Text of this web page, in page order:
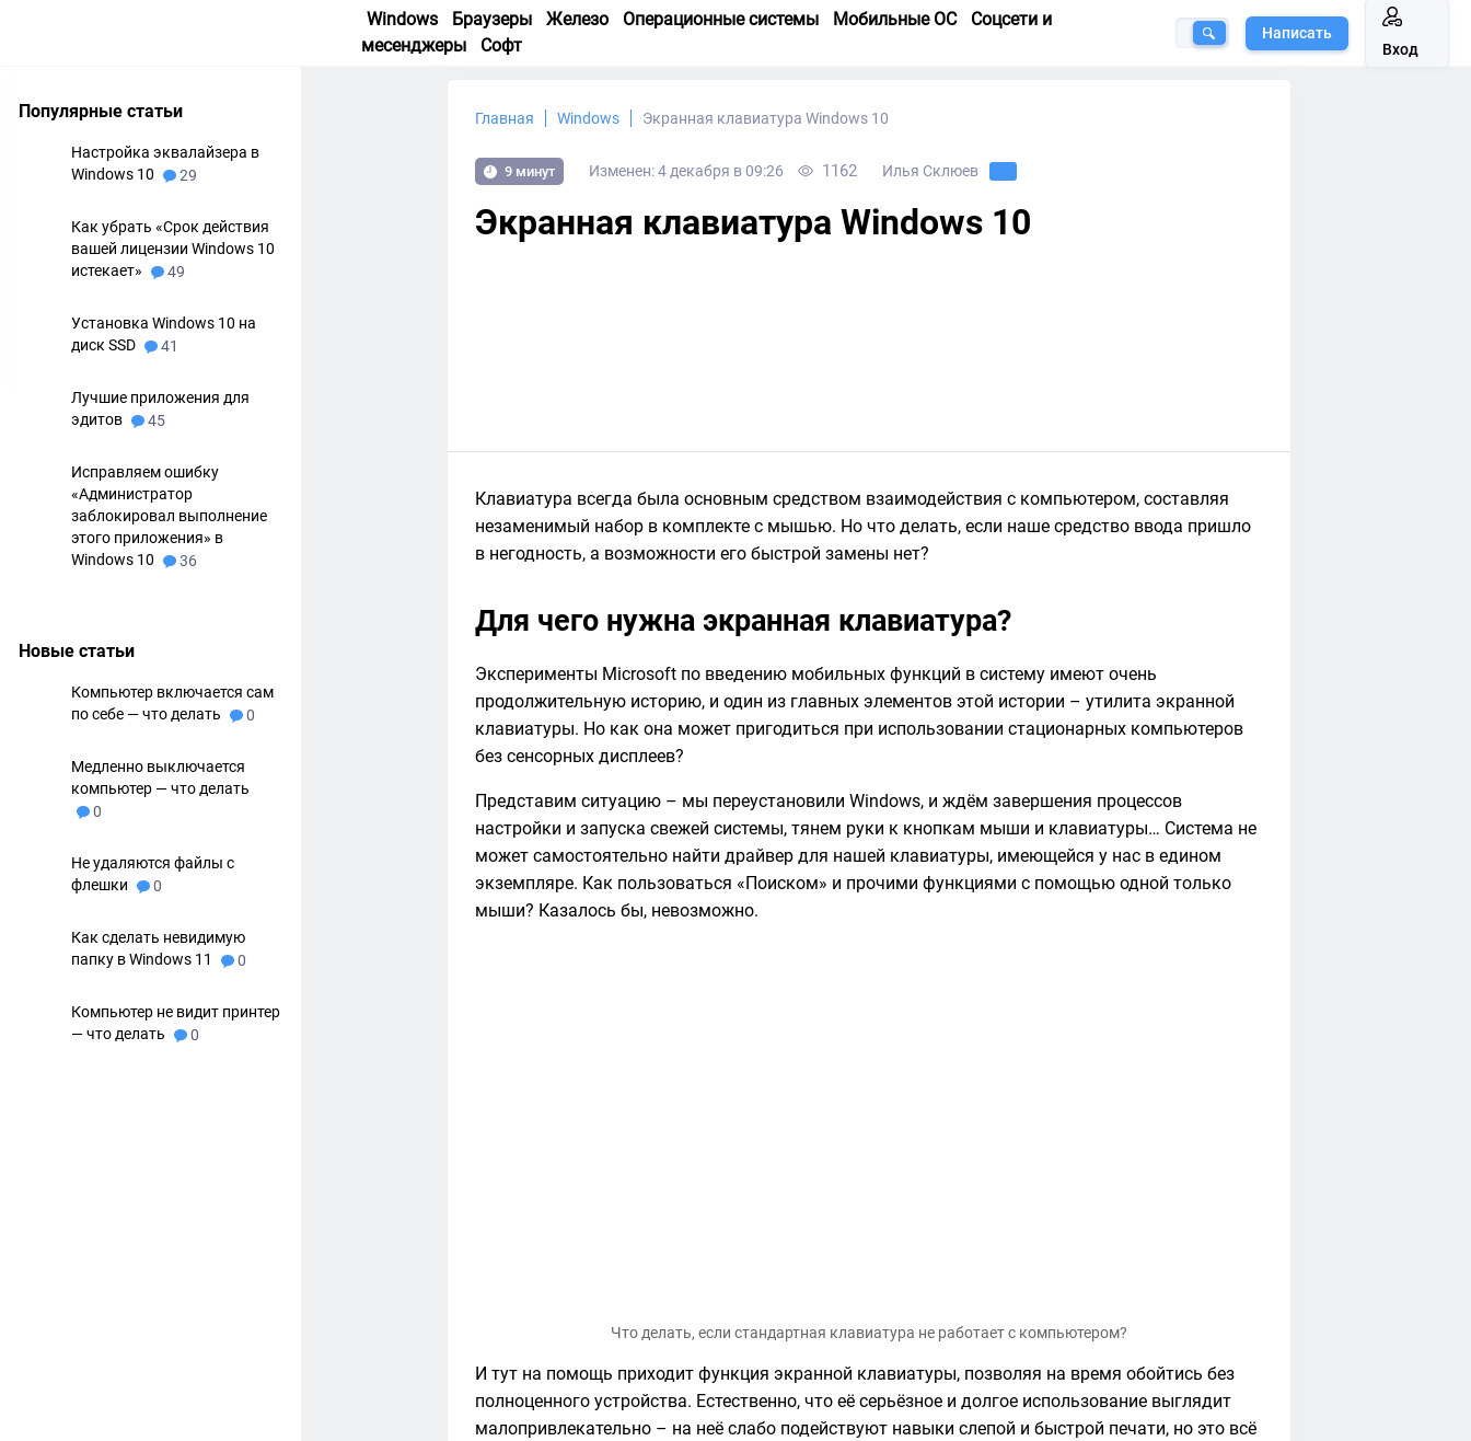
Windows Браузеры Железо Операционные системы Мобильные ОС
Соцсети и
месенджеры
Софт
Написать
Вход
Популярные статьи
Настройка эквалайзера в
Windows 10
29
Как убрать «Срок действия
вашей лицензии Windows 10
истекает»
49
Установка Windows 10 на
диск SSD
41
Лучшие приложения для
эдитов
45
Исправляем ошибку
«Администратор
заблокировал выполнение
этого приложения» в
Windows 10
36
Новые статьи
Компьютер включается сам
по себе — что делать
0
Медленно выключается
компьютер — что делать
0
Не удаляются файлы с
флешки
0
Как сделать невидимую
папку в Windows 11
0
Компьютер не видит принтер
— что делать
0
Главная Windows Экранная клавиатура Windows 10
9 минут Изменен: 4 декабря в 09:26 1162 Илья Склюев
Экранная клавиатура Windows 10
Клавиатура всегда была основным средством взаимодействия с компьютером, составляя
незаменимый набор в комплекте с мышью. Но что делать, если наше средство ввода пришло
в негодность, а возможности его быстрой замены нет?
Для чего нужна экранная клавиатура?
Эксперименты Microsoft по введению мобильных функций в систему имеют очень
продолжительную историю, и один из главных элементов этой истории – утилита экранной
клавиатуры. Но как она может пригодиться при использовании стационарных компьютеров
без сенсорных дисплеев?
Представим ситуацию – мы переустановили Windows, и ждём завершения процессов
настройки и запуска свежей системы, тянем руки к кнопкам мыши и клавиатуры… Система не
может самостоятельно найти драйвер для нашей клавиатуры, имеющейся у нас в едином
экземпляре. Как пользоваться «Поиском» и прочими функциями с помощью одной только
мыши? Казалось бы, невозможно.
Что делать, если стандартная клавиатура не работает с компьютером?
И тут на помощь приходит функция экранной клавиатуры, позволяя на время обойтись без
полноценного устройства. Естественно, что её серьёзное и долгое использование выглядит
малопривлекательно – на неё слабо подействуют навыки слепой и быстрой печати, но это всё